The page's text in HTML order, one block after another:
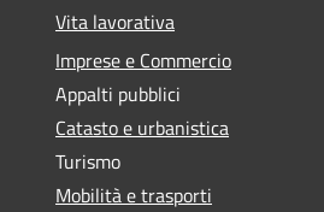
Vita lavorativa
Imprese e Commercio
Appalti pubblici
Catasto e urbanistica
Turismo
Mobilità e trasporti